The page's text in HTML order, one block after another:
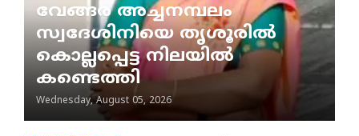
വേങ്ങര അച്ചനമ്പലം
സ്വദേശിനിയെ തൃശൂരിൽ
കൊല്ലപ്പെട്ട നിലയിൽ
കണ്ടെത്തി
Wednesday, August 05, 2026